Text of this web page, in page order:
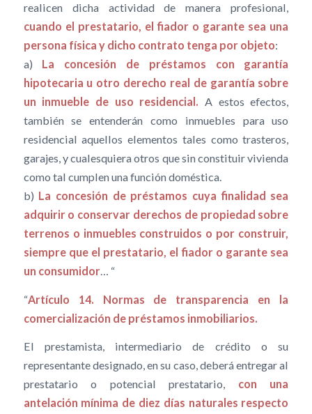
realicen dicha actividad de manera profesional,
cuando el prestatario, el fiador o garante sea una
persona física y dicho contrato tenga por objeto:
a) La concesión de préstamos con garantía
hipotecaria u otro derecho real de garantía sobre
un inmueble de uso residencial. A estos efectos,
también se entenderán como inmuebles para uso
residencial aquellos elementos tales como trasteros,
garajes, y cualesquiera otros que sin constituir vivienda
como tal cumplen una función doméstica.
b) La concesión de préstamos cuya finalidad sea
adquirir o conservar derechos de propiedad sobre
terrenos o inmuebles construidos o por construir,
siempre que el prestatario, el fiador o garante sea
un consumidor… “
“Artículo 14. Normas de transparencia en la
comercialización de préstamos inmobiliarios.
El prestamista, intermediario de crédito o su
representante designado, en su caso, deberá entregar al
prestatario o potencial prestatario, con una
antelación mínima de diez días naturales respecto